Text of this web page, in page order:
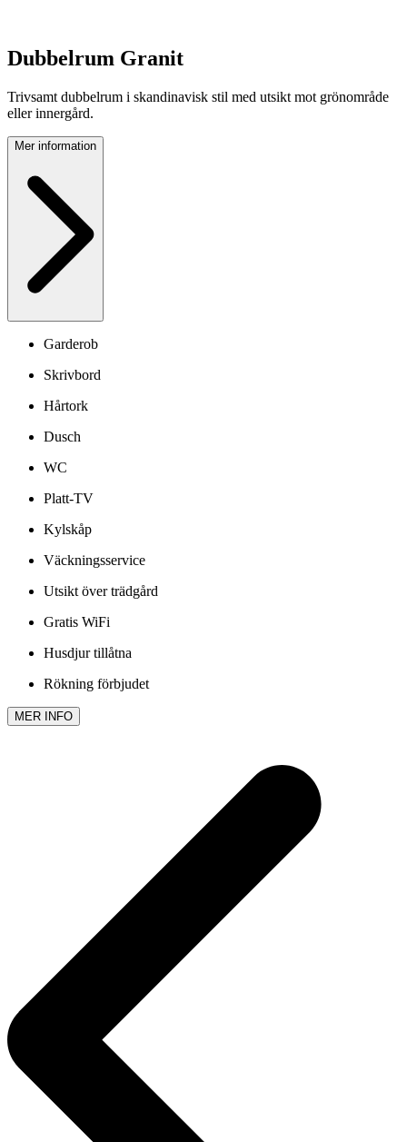
Dubbelrum Granit
Trivsamt dubbelrum i skandinavisk stil med utsikt mot grönområde
eller innergård.
Mer information
Garderob
Skrivbord
Hårtork
Dusch
WC
Platt-TV
Kylskåp
Väckningsservice
Utsikt över trädgård
Gratis WiFi
Husdjur tillåtna
Rökning förbjudet
MER INFO